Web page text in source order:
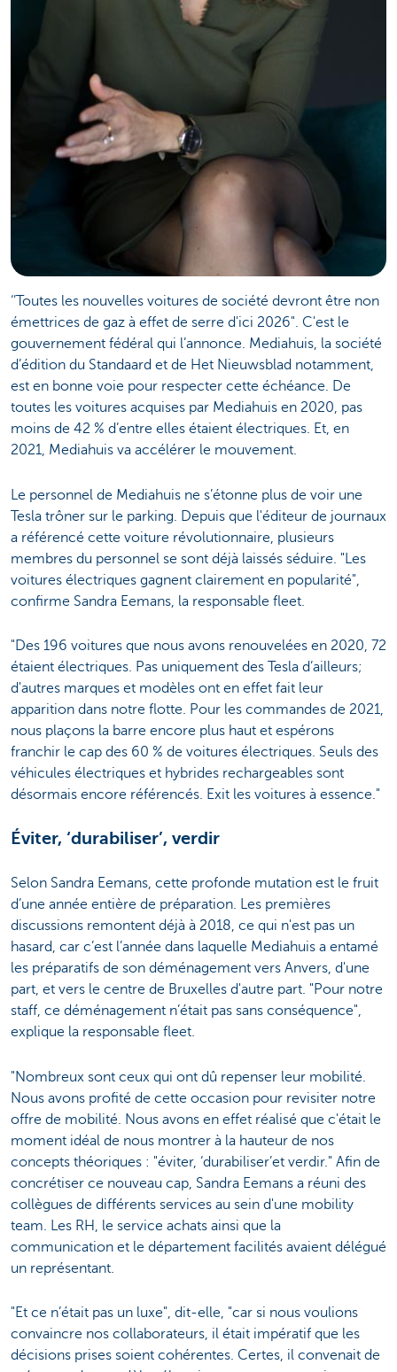
‘’Toutes les nouvelles voitures de société devront être non
émettrices de gaz à effet de serre d'ici 2026". C'est le
gouvernement fédéral qui l’annonce. Mediahuis, la société
d’édition du Standaard et de Het Nieuwsblad notamment,
est en bonne voie pour respecter cette échéance. De
toutes les voitures acquises par Mediahuis en 2020, pas
moins de 42 % d’entre elles étaient électriques. Et, en
2021, Mediahuis va accélérer le mouvement.
Le personnel de Mediahuis ne s’étonne plus de voir une
Tesla trôner sur le parking. Depuis que l'éditeur de journaux
a référencé cette voiture révolutionnaire, plusieurs
membres du personnel se sont déjà laissés séduire. "Les
voitures électriques gagnent clairement en popularité",
confirme Sandra Eemans, la responsable fleet.
"Des 196 voitures que nous avons renouvelées en 2020, 72
étaient électriques. Pas uniquement des Tesla d’ailleurs;
d'autres marques et modèles ont en effet fait leur
apparition dans notre flotte. Pour les commandes de 2021,
nous plaçons la barre encore plus haut et espérons
franchir le cap des 60 % de voitures électriques. Seuls des
véhicules électriques et hybrides rechargeables sont
désormais encore référencés. Exit les voitures à essence."
Éviter, ‘durabiliser’, verdir
Selon Sandra Eemans, cette profonde mutation est le fruit
d’une année entière de préparation. Les premières
discussions remontent déjà à 2018, ce qui n'est pas un
hasard, car c’est l’année dans laquelle Mediahuis a entamé
les préparatifs de son déménagement vers Anvers, d'une
part, et vers le centre de Bruxelles d'autre part. "Pour notre
staff, ce déménagement n’était pas sans conséquence",
explique la responsable fleet.
"Nombreux sont ceux qui ont dû repenser leur mobilité.
Nous avons profité de cette occasion pour revisiter notre
offre de mobilité. Nous avons en effet réalisé que c'était le
moment idéal de nous montrer à la hauteur de nos
concepts théoriques : "éviter, ‘durabiliser’et verdir." Afin de
concrétiser ce nouveau cap, Sandra Eemans a réuni des
collègues de différents services au sein d'une mobility
team. Les RH, le service achats ainsi que la
communication et le département facilités avaient délégué
un représentant.
"Et ce n’était pas un luxe", dit-elle, "car si nous voulions
convaincre nos collaborateurs, il était impératif que les
décisions prises soient cohérentes. Certes, il convenait de